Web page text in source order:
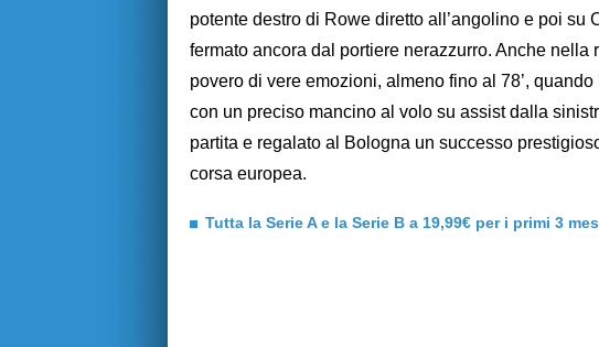
potente destro di Rowe diretto all’angolino e poi su
fermato ancora dal portiere nerazzurro. Anche
povero di vere emozioni, almeno fino al 78’,
con un preciso mancino al volo su assist dalla
partita e regalato al Bologna un successo
corsa europea.
Tutta la Serie A e la Serie B a 19,99€ per i primi 3